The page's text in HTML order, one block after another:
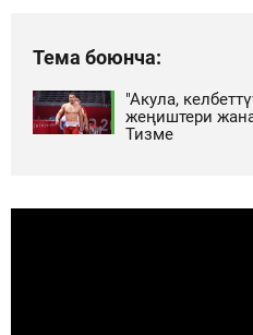
Тема боюнча:
"Акула,
жеңиштери
Тизме